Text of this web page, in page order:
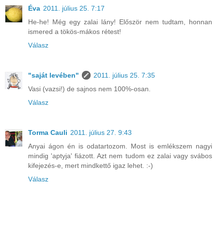
Éva 2011. július 25. 7:17
He-he! Még egy zalai lány! Először nem tudtam, honnan
ismered a tökös-mákos rétest!
Válasz
"saját levében"
2011. július 25. 7:35
Vasi (vazsi!) de sajnos nem 100%-osan.
Válasz
Torma Cauli 2011. július 27. 9:43
Anyai ágon én is odatartozom. Most is emlékszem nagyi
mindig 'aptyja' fiázott. Azt nem tudom ez zalai vagy svábos
kifejezés-e, mert mindkettő igaz lehet. :-)
Válasz